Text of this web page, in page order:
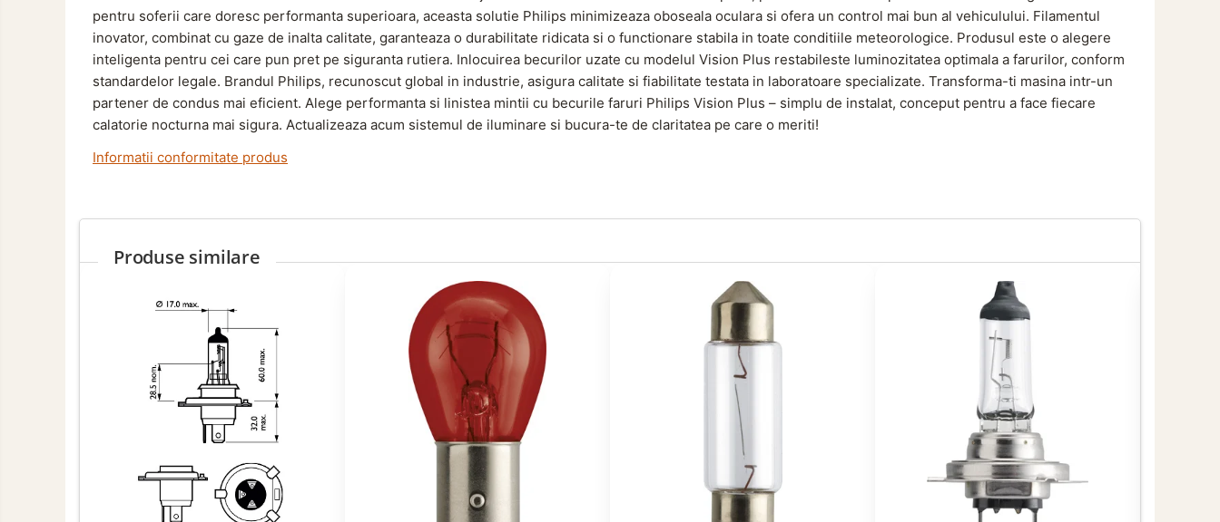
Echipamente Electrice si
Echipamente ADR si Utilitare
Aditivi Combustibil
Aditivi DPF, Sistem Racire si
Lubrifianti si Spray-uri de Curatare
pentru soferii care doresc performanta superioara, aceasta solutie Philips minimizeaza oboseala oculara si ofera un control mai bun al vehiculului. Filamentul
inovator, combinat cu gaze de inalta calitate, garanteaza o durabilitate ridicata si o functionare stabila in toate conditiile meteorologice. Produsul este o alegere
inteligenta pentru cei care pun pret pe siguranta rutiera. Inlocuirea becurilor uzate cu modelul Vision Plus restabileste luminozitatea optimala a farurilor, conform
standardelor legale. Brandul Philips, recunoscut global in industrie, asigura calitate si fiabilitate testata in laboratoare specializate. Transforma-ti masina intr-un
partener de condus mai eficient. Alege performanta si linistea mintii cu becurile faruri Philips Vision Plus – simplu de instalat, conceput pentru a face fiecare
calatorie nocturna mai sigura. Actualizeaza acum sistemul de iluminare si bucura-te de claritatea pe care o meriti!
Informatii conformitate produs
Produse similare